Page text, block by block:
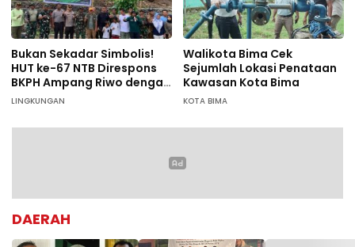
Bukan Sekadar Simbolis!
HUT ke-67 NTB Direspons
BKPH Ampang Riwo dengan
Aksi Tanam Pohon Massal
LINGKUNGAN
Walikota Bima Cek
Sejumlah Lokasi Penataan
Kawasan Kota Bima
KOTA BIMA
DAERAH